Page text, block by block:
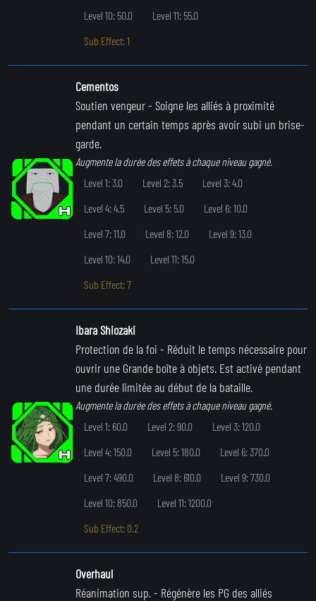
Level 10: 50.0
Level 11: 55.0
Sub Effect: 1
Cementos
Soutien vengeur- Soigne les alliés à proximité
pendant un certain temps après avoir subi un brise-
garde.
Augmente la durée des effets à chaque niveau gagné.
Level 1: 3.0
Level 2: 3.5
Level 3: 4.0
Level 4: 4.5
Level 5: 5.0
Level 6: 10.0
Level 7: 11.0
Level 8: 12.0
Level 9: 13.0
Level 10: 14.0
Level 11: 15.0
Sub Effect: 7
Ibara Shiozaki
Protection de la foi - Réduit le temps nécessaire pour
ouvrir une Grande boîte à objets. Est activé pendant
une durée limitée au début de la bataille.
Augmente la durée des effets à chaque niveau gagné.
Level 1: 60.0
Level 2: 90.0
Level 3: 120.0
Level 4: 150.0
Level 5: 180.0
Level 6: 370.0
Level 7: 490.0
Level 8: 610.0
Level 9: 730.0
Level 10: 850.0
Level 11: 1200.0
Sub Effect: 0.2
Overhaul
Réanimation sup.- Régénère les PG des alliés